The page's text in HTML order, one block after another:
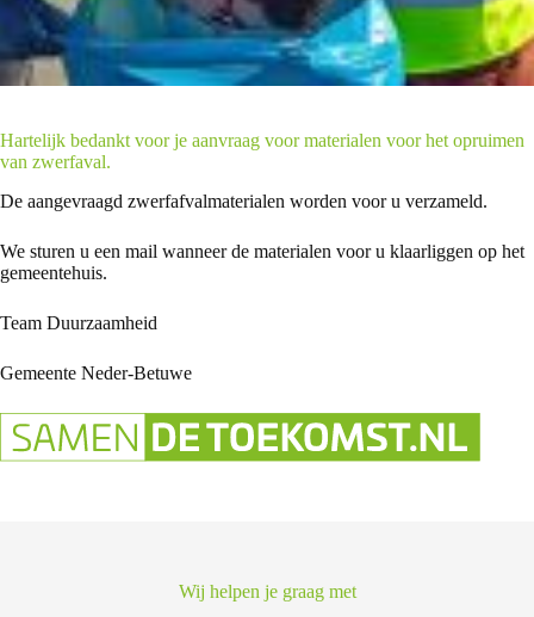
Hartelijk bedankt voor je aanvraag voor materialen voor het opruimen
van zwerfaval.
De aangevraagd zwerfafvalmaterialen worden voor u verzameld.
We sturen u een mail wanneer de materialen voor u klaarliggen op het
gemeentehuis.
Team Duurzaamheid
Gemeente Neder-Betuwe
Wij helpen je graag met